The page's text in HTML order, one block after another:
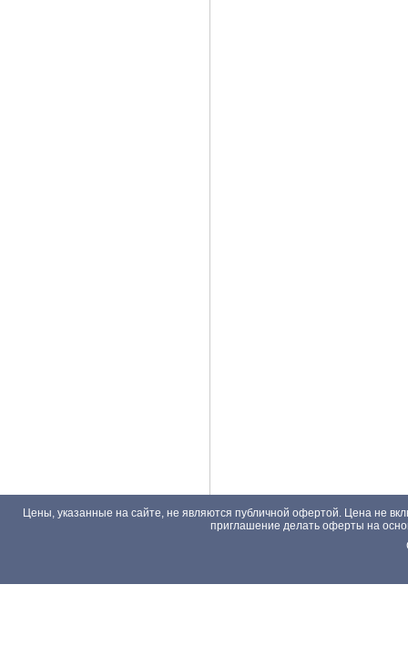
Цены, указанные на сайте, не являются публичной офертой. Цена не
приглашение делать оферты на